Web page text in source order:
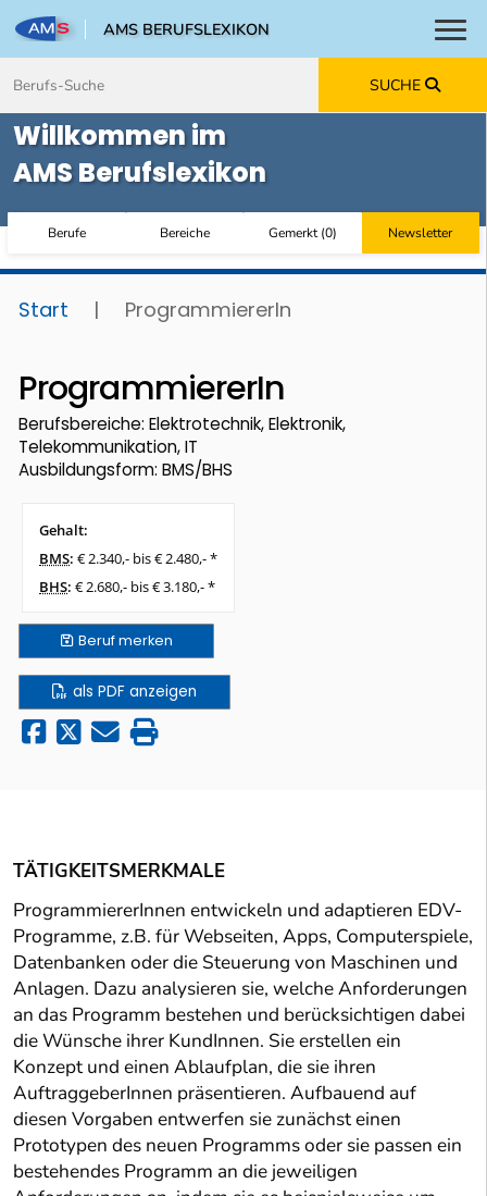
AMS BERUFSLEXIKON
SUCHE
Willkommen im
AMS Berufslexikon
Berufe Bereiche Gemerkt(0) Newsletter
Start | ProgrammiererIn
ProgrammiererIn
Berufsbereiche: Elektrotechnik, Elektronik,
Telekommunikation, IT
Ausbildungsform: BMS/BHS
Gehalt:
BMS: € 2.340,- bis € 2.480,- *
BHS: € 2.680,- bis € 3.180,- *
Berufmerken
als PDF anzeigen
TÄTIGKEITSMERKMALE
ProgrammiererInnen entwickeln und adaptieren EDV-
Programme, z.B. für Webseiten, Apps, Computerspiele,
Datenbanken oder die Steuerung von Maschinen und
Anlagen. Dazu analysieren sie, welche Anforderungen
an das Programm bestehen und berücksichtigen dabei
die Wünsche ihrer KundInnen. Sie erstellen ein
Konzept und einen Ablaufplan, die sie ihren
AuftraggeberInnen präsentieren. Aufbauend auf
diesen Vorgaben entwerfen sie zunächst einen
Prototypen des neuen Programms oder sie passen ein
bestehendes Programm an die jeweiligen